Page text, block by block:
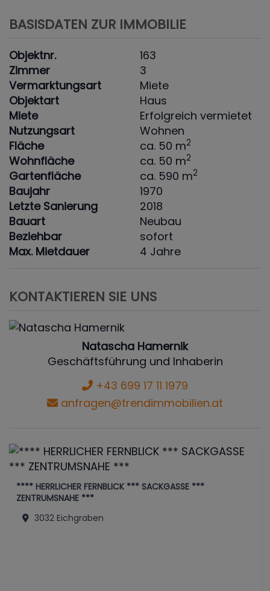
BASISDATEN ZUR IMMOBILIE
Objektnr.
163
Zimmer
3
Vermarktungsart
Miete
Objektart
Haus
Miete
Erfolgreich vermietet
Nutzungsart
Wohnen
Fläche
ca. 50 m2
Wohnfläche ca. 50 m2
Gartenfläche ca. 590 m2
Baujahr
1970
Letzte Sanierung
2018
Bauart
Neubau
Beziehbar
sofort
Max. Mietdauer
4 Jahre
KONTAKTIEREN SIE UNS
Natascha Hamernik
Geschäftsführung und Inhaberin
+43 699 17 11 1979
anfragen@trendimmobilien.at
**** HERRLICHER FERNBLICK *** SACKGASSE ***
ZENTRUMSNAHE ***
3032 Eichgraben